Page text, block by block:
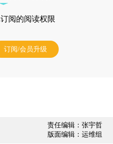
阅的阅读权限
订阅/会员升级
责任编辑：张宇哲
版面编辑：运维组